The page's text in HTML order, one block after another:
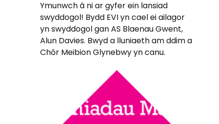
Ymunwch â ni ar gyfer ein lansiad
swyddogol! Bydd EVI yn cael ei ailagor
yn swyddogol gan AS Blaenau Gwent,
Alun Davies. Bwyd a lluniaeth am ddim a
Chôr Meibion Glynebwy yn canu.